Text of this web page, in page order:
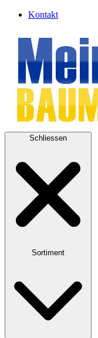
Kontakt
Schliessen
Sortiment